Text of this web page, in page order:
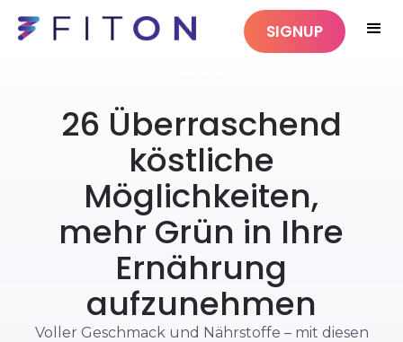
SIGNUP
26 Überraschend
köstliche
Möglichkeiten,
mehr Grün in Ihre
Ernährung
aufzunehmen
Voller Geschmack und Nährstoffe – mit diesen